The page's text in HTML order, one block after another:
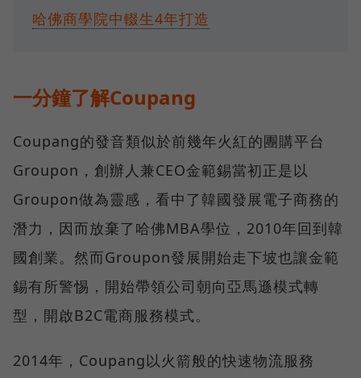
哈佛商學院中輟生4年打造
一分鐘了解Coupang
Coupang的發音類似於前幾年火紅的團購平台
Groupon，創辦人兼CEO金範錫當初正是以
Groupon做為靈感，看中了韓國發展電子商務的
潛力，因而放棄了哈佛MBA學位，2010年回到韓
國創業。然而Groupon發展開始走下坡也讓金範
錫有所警惕，開始帶領公司朝向亞馬遜模式轉
型，開啟B2C電商服務模式。
2014年，Coupang以火箭般的快速物流服務